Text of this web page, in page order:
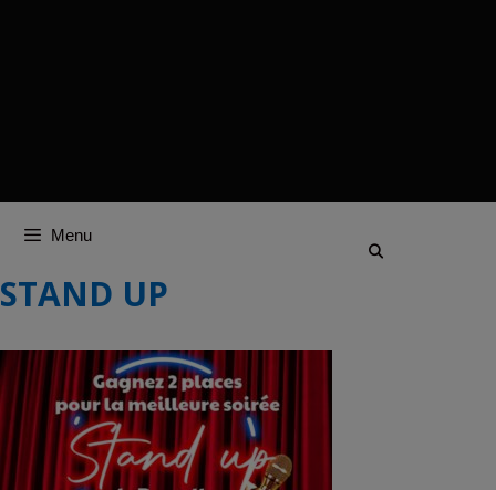
Menu
STAND UP